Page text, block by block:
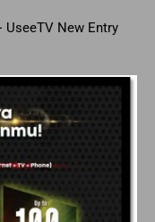
UseeTV New Entry